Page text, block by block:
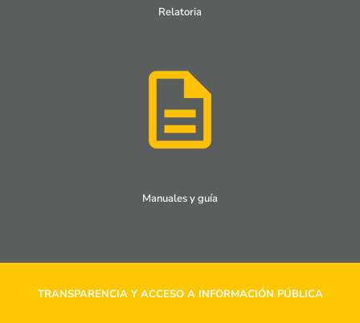
Relatoria
Manuales y guía
TRANSPARENCIA Y ACCESO A INFORMACIÓN PÚBLICA